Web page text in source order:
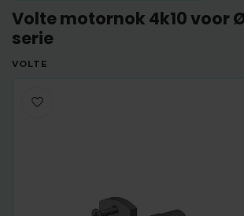
Volte motornok 4k10 voor
serie
VOLTE